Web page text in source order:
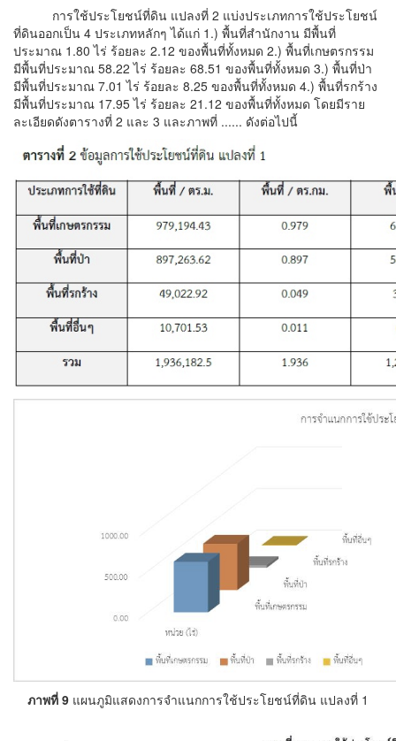
การใช้ประโยชน์ที่ดิน แปลงที่ 2 แบ่งประเภทการใช้ประโยชน์
ที่ดินออกเป็น 4 ประเภทหลักๆ ได้แก่ 1.) พื้นที่สำนักงาน มีพื้นที่
ประมาณ 1.80 ไร่ ร้อยละ 2.12 ของพื้นที่ทั้งหมด 2.) พื้นที่เกษตรกรรม
มีพื้นที่ประมาณ 58.22 ไร่ ร้อยละ 68.51 ของพื้นที่ทั้งหมด 3.) พื้นที่ป่า
มีพื้นที่ประมาณ 7.01 ไร่ ร้อยละ 8.25 ของพื้นที่ทั้งหมด 4.) พื้นที่รกร้าง
มีพื้นที่ประมาณ 17.95 ไร่ ร้อยละ 21.12 ของพื้นที่ทั้งหมด โดยมีราย
ละเอียดดังตารางที่ 2 และ 3 และภาพที่ ...... ดังต่อไปนี้
ภาพที่ 9 แผนภูมิแสดงการจำแนกการใช้ประโยชน์ที่ดิน แปลงที่ 1